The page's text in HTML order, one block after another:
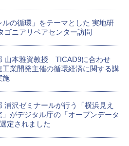
ルの循環」をテーマとした 実地研
ゴニアリペアセンター訪問
山本雅資教授 TICAD9に合わせ
工業開発主催の循環経済に関する講
施
浦沢ゼミナールが行う「横浜見え
」がデジタル庁の「オープンデータ
定されました